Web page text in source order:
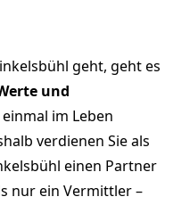
geht, geht es
und
im Leben
verdienen Sie als
einen Partner
nur ein Vermittler –